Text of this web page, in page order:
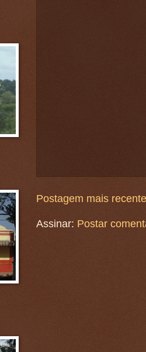
Postagem mais recente
Assinar: Postar